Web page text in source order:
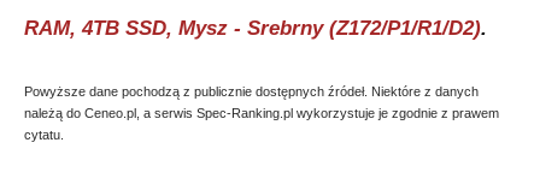
RAM, 4TB SSD, Mysz - Srebrny (Z172/P1/R1/D2).
Powyższe dane pochodzą z publicznie dostępnych źródeł. Niektóre z danych
należą do Ceneo.pl, a serwis Spec-Ranking.pl wykorzystuje je zgodnie z prawem
cytatu.